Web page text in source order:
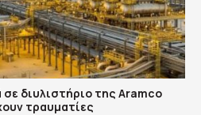
διυλιστήριο της Aramco
τραυματίες